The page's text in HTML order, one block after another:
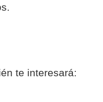
te interesará: